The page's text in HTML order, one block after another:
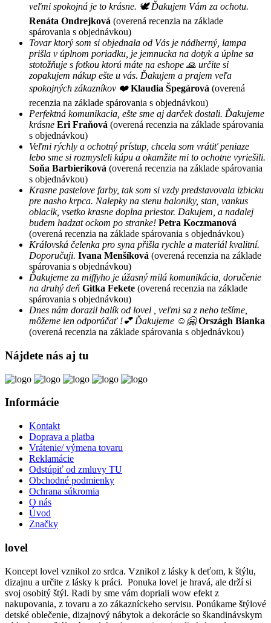
veľmi spokojná je to krásne. 🕊 Ďakujem Vám za ochotu.
Renáta Ondrejková (overená recenzia na základe
spárovania s objednávkou)
Tovar ktorý som si objednala od Vás je nádherný, lampa
prišla v úplnom poriadku, je jemnucka na dotyk a úplne sa
stotožňuje s fotkou ktorú máte na eshope 🙏 určite si
zopakujem nákup ešte u vás. Ďakujem a prajem veľa
spokojných zákazníkov ❤️ Klaudia Špegárová (overená
recenzia na základe spárovania s objednávkou)
Perfektná komunikacia, ešte sme aj darček dostali. Ďakujeme
krásne Eri Fraňová (overená recenzia na základe spárovania
s objednávkou)
Veľmi rýchly a ochotný prístup, chcela som vrátiť peniaze
lebo sme si rozmysleli kúpu a okamžite mi to ochotne vyriešili.
Soňa Barbieriková (overená recenzia na základe spárovania
s objednávkou)
Krasne pastelove farby, tak som si vzdy predstavovala izbicku
pre nasho krpca. Nalepky na stenu baloniky, stan, vankus
oblacik, vsetko krasne doplna priestor. Dakujem, a nadalej
budem hadzat ockom po stranke! Petra Koczmanová
(overená recenzia na základe spárovania s objednávkou)
Královská čelenka pro syna přišla rychle a materiál kvalitní.
Doporučuji. Ivana Menšíková (overená recenzia na základe
spárovania s objednávkou)
Ďakujeme za miffyho je úžasný milá komunikácia, doručenie
na druhý deň Gitka Fekete (overená recenzia na základe
spárovania s objednávkou)
Dnes nám dorazil balík od lovel , veľmi sa z neho tešíme,
môžeme len odporúčať !💕 Ďakujeme ☺️🤗 Országh Bianka
(overená recenzia na základe spárovania s objednávkou)
Nájdete nás aj tu
Informácie
Kontakt
Doprava a platba
Vrátenie/ výmena tovaru
Reklamácie
Odstúpiť od zmluvy TU
Obchodné podmienky
Ochrana súkromia
O nás
Úvod
Značky
lovel
Koncept lovel vznikol zo srdca. Vznikol z lásky k deťom, k štýlu,
dizajnu a určite z lásky k práci. Ponuka lovel je hravá, ale drží si
svoj osobitý štýl. Radi by sme vám dopriali wow efekt z
nakupovania, z tovaru a zo zákazníckeho servisu. Ponúkame štýlové
detské oblečenie, dizajnový nábytok a dekorácie so škandinávskym